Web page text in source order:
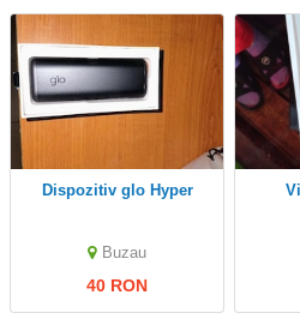
Dispozitiv glo Hyper
Buzau
40 RON
Vinzari diverse